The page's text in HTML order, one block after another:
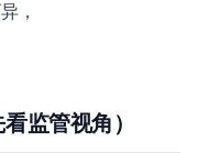
，
监管视角）